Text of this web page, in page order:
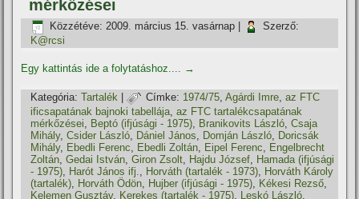
mérkőzései
Közzétéve: 2009. március 15. vasárnap
Szerző:
K@rcsi
Egy kattintás ide a folytatáshoz.... →
Kategória: Tartalék | Címke: 1974/75,Agárdi Imre,az FTC
ificsapatának bajnoki tabellája,az FTC tartalékcsapatának
mérkőzései, Beptó (ifjúsági - 1975), Branikovits László,Csaja
Mihály,Csider László, Dániel János, Domján László, Doricsák
Mihály, Ebedli Ferenc, Ebedli Zoltán, Eipel Ferenc, Engelbrecht
Zoltán,Gedai István,Giron Zsolt, Hajdu József, Hamada (ifjúsági
- 1975), Harót János ifj., Horváth (tartalék - 1973), Horváth Károly
(tartalék), Horváth Ödön, Hujber (ifjúsági - 1975), Kékesi Rezső,
Kelemen Gusztáv, Kerekes (tartalék - 1975), Leskó László,